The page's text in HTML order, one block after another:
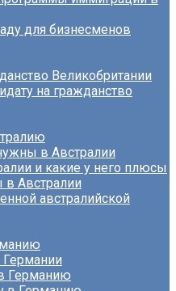
для бизнесменов
Великобритании
на гражданство
в Австралии
и какие у него плюсы
в Австралии
австралийской
Германии
Германию